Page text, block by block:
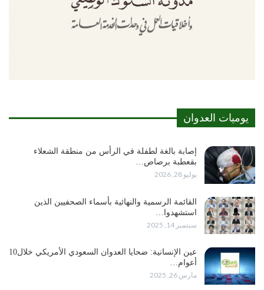
يوميات العدوان
إصابة بالغة لطفلة في الرأس من منطقة الشعلاء
بقعطبة برصاص…
يوليو 28, 2026
القائمة الرسمية والنهائية بأسماء الصحفيين الذين
استشهدوا…
سبتمبر 14, 2025
عين الإنسانية: ضحايا العدوان السعودي الأمريكي خلال10
أعوام…
مارس 26, 2025